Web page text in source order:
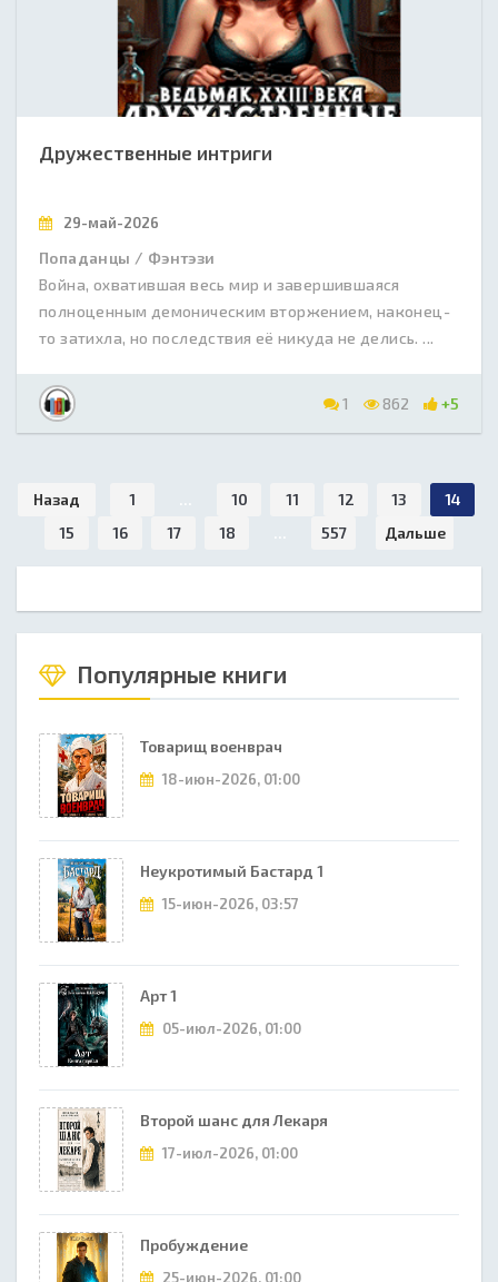
Дружественные интриги
29-май-2026
Попаданцы / Фэнтэзи
Война, охватившая весь мир и завершившаяся
полноценным демоническим вторжением, наконец-
то затихла, но последствия её никуда не делись. ...
1 862 +5
Назад 1 10 11 12 13
14
15
16 17 18 557 Дальше
Популярные книги
Товарищ военврач
18-июн-2026, 01:00
Неукротимый Бастард 1
15-июн-2026, 03:57
Арт 1
05-июл-2026, 01:00
Второй шанс для Лекаря
17-июл-2026, 01:00
Пробуждение
25-июн-2026, 01:00